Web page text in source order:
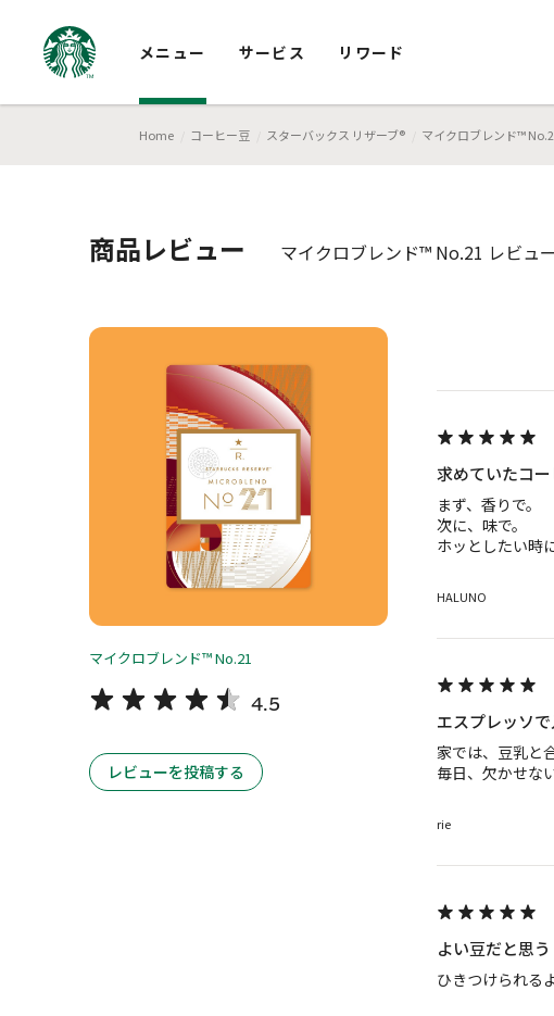
メニュー サービス リワード
Home コーヒー豆 スターバックス リザーブ® マイクロブレンド™
商品レビュー マイクロブレンド™ No.21 レビュ
マイクロブレンド™ No.21
4.5
レビューを投稿する
求めていたコー
まず、香りで。
次に、味で。
ホッとしたい時
HALUNO
エスプレッソ
家では、豆乳と
毎日、欠かせな
rie
よい豆だと思う
ひきつけられる